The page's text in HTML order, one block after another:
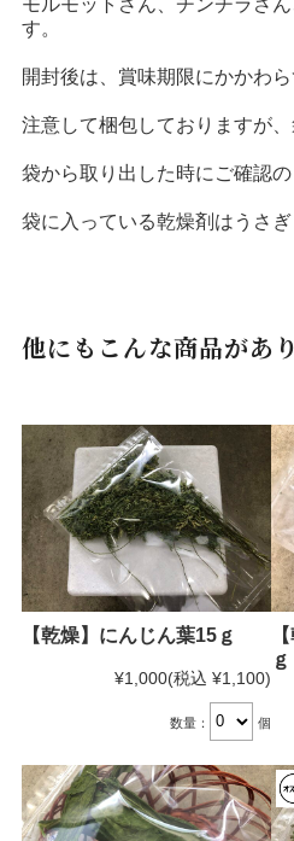
す。
開封後は、賞味期限にかかわ
注意して梱包しておりますが
袋から取り出した時にご確認
袋に入っている乾燥剤はうさ
他にもこんな商品があ
【乾燥】にんじん葉15ｇ
¥1,000(税込 ¥1,100)
数量： 個
ｇ